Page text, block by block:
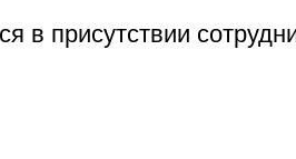
в присутствии